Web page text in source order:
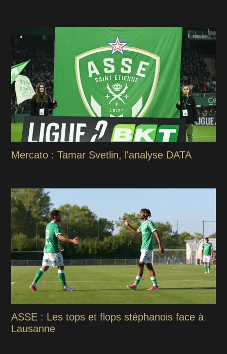
Mercato : Tamar Svetlin, l'analyse DATA
ASSE : Les tops et flops stéphanois face à
Lausanne